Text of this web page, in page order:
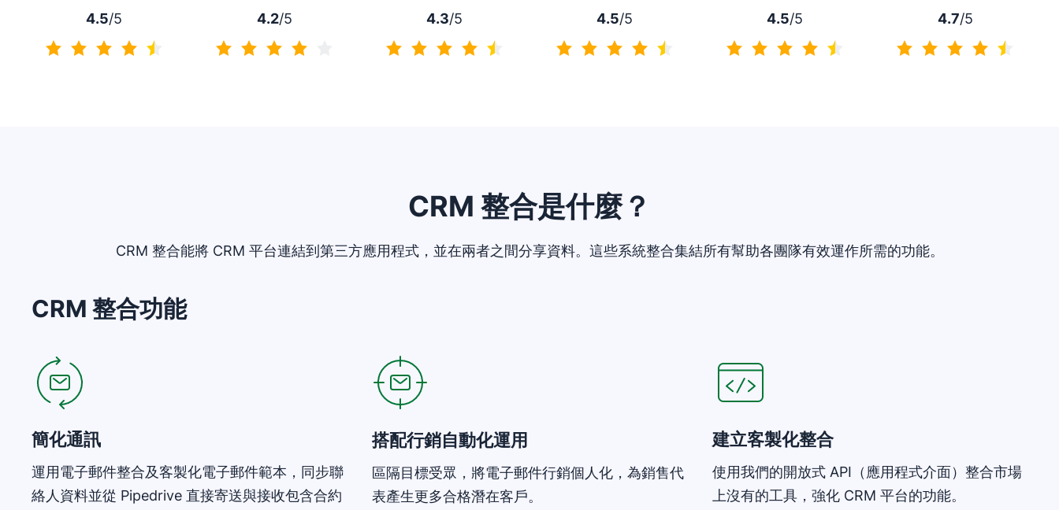
4.5/5 4.2/5 4.3/5 4.5/5 4.5/5 4.7/5
CRM 整合是什麼？
CRM 整合能將 CRM 平台連結到第三方應用程式，並在兩者之間分享資料。這些系統整合集結所有幫助各團隊有效運作所需的功能。
CRM 整合功能
簡化通訊
運用電子郵件整合及客製化電子郵件範本，同步聯
絡人資料並從 Pipedrive 直接寄送與接收包含合約
搭配行銷自動化運用
區隔目標受眾，將電子郵件行銷個人化，為銷售代
表產生更多合格潛在客戶。
建立客製化整合
使用我們的開放式 API（應用程式介面）整合市場
上沒有的工具，強化 CRM 平台的功能。